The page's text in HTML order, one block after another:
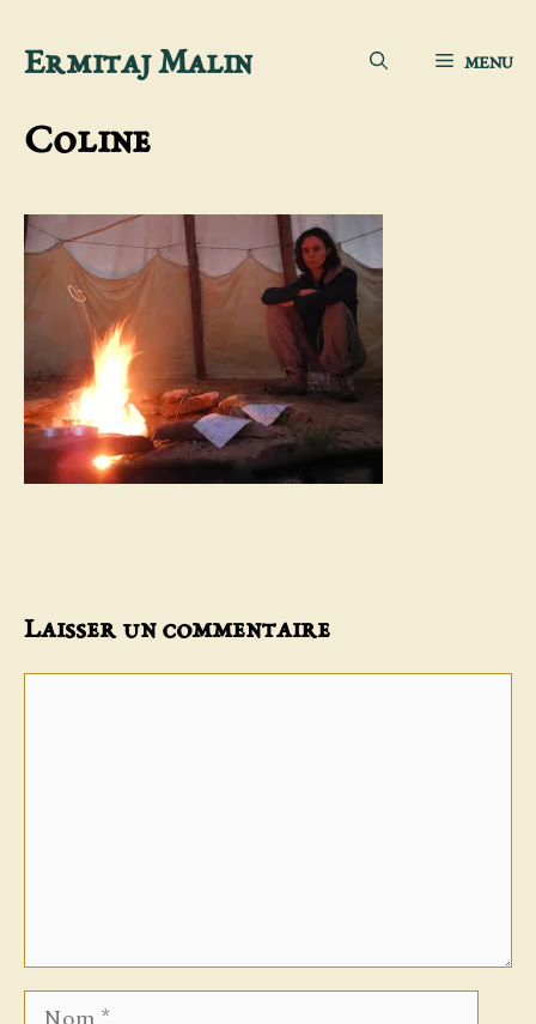
Aller
contenu
Ermitaj Malin MENU
Coline
Laisser un commentaire
Nom